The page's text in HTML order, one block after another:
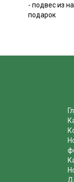
- подвес из
подарок